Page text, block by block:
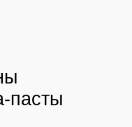
пасты